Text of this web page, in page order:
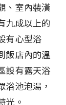
、室內裝潢
九成以上的
有心型浴
飯店內的溫
設有露天浴
浴池泡湯，
光。